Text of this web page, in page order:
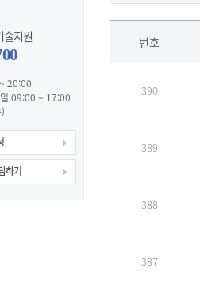
지원
20:00
09:00 ~ 17:00
하기
번호
390
389
388
387